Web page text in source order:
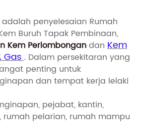
adalah penyelesaian Rumah
Buruh Tapak Pembinaan,
Kem Perlombongandan Kem
Gas. Dalam persekitaran yang
penting untuk
dan tempat kerja lelaki
pejabat, kantin,
rumah pelarian, rumah mampu